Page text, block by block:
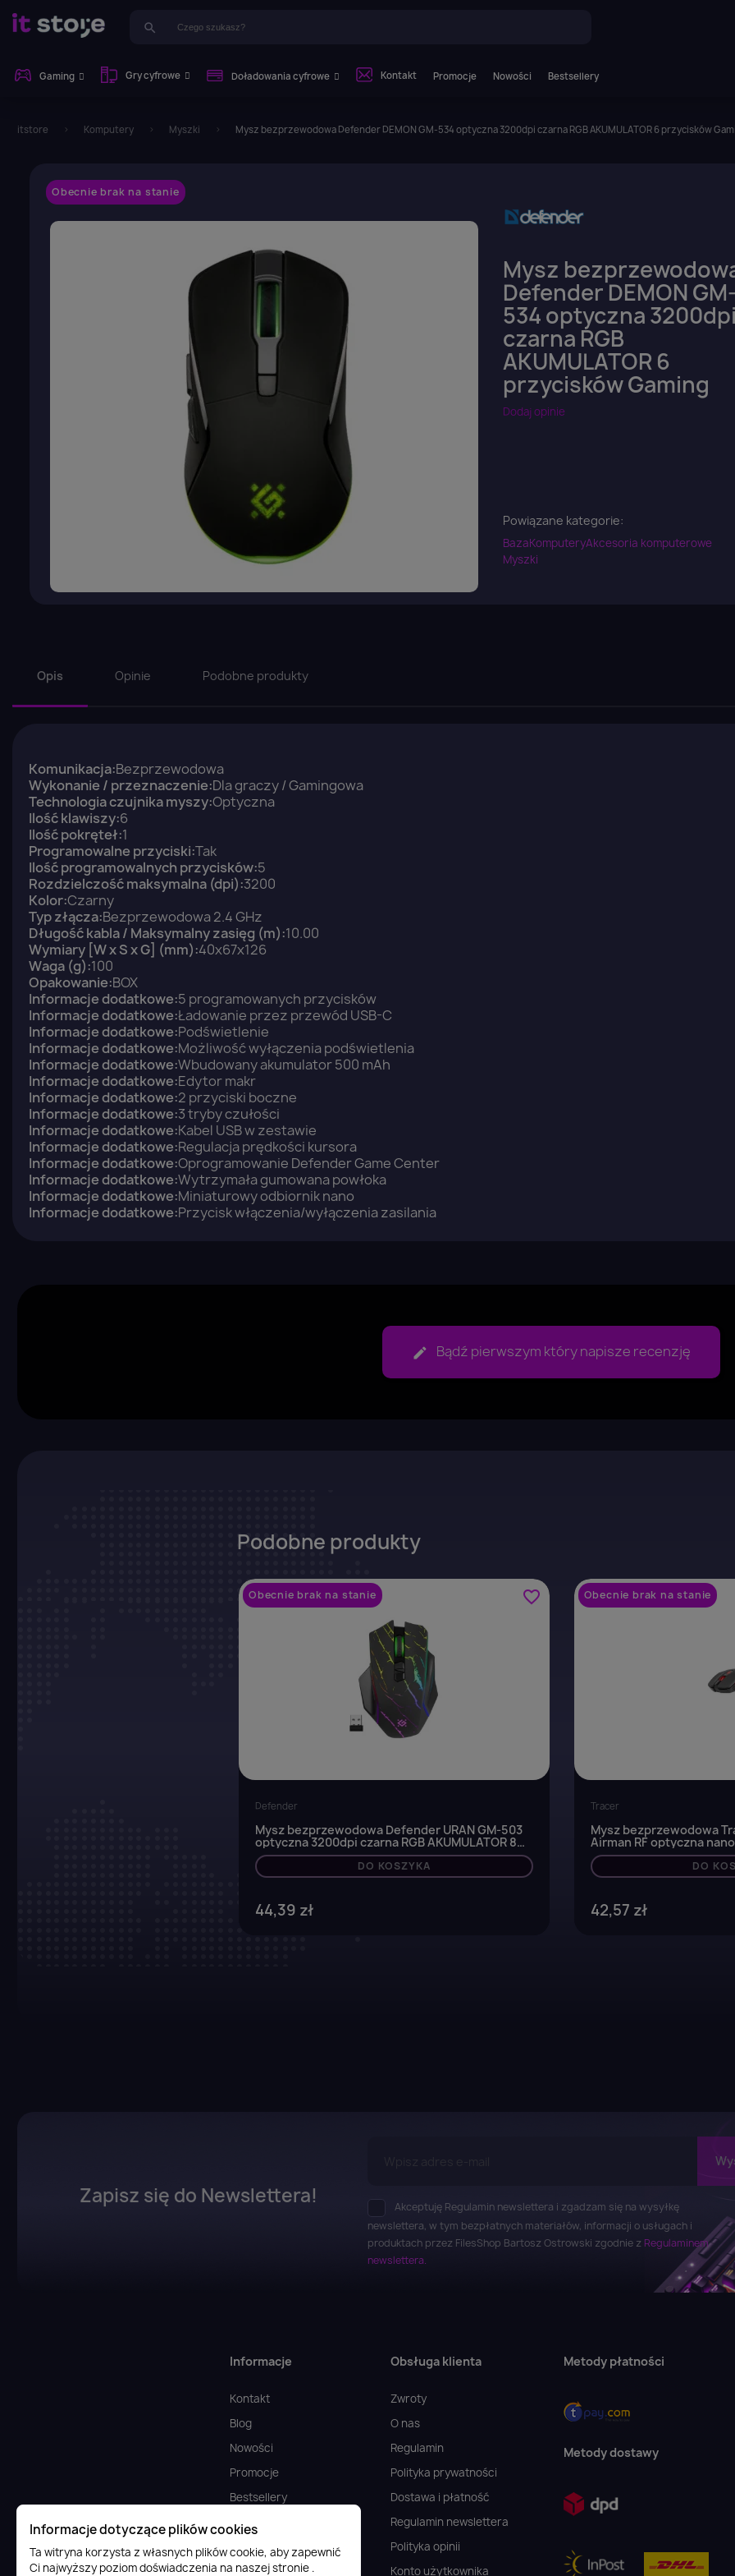
search
Gaming Gry cyfrowe Doładowania cyfrowe Kontakt Promocje Nowości Bestsellery
itstore Komputery Myszki Mysz bezprzewodowa Defender DEMON GM-534 optyczna 3200dpi czarna RGB AKUMULATOR 6 przycisków
Obecnie brak na stanie
Mysz
Defender DEMON
534 optyczna
czarna RGB
AKUMULATOR 6
przycisków Gaming
Dodaj opinie
Powiązane kategorie:
BazaKomputeryAkcesoria komputerowe
Myszki
Opis Opinie Podobne produkty
Komunikacja:Bezprzewodowa
Wykonanie / przeznaczenie:Dla graczy / Gamingowa
Technologia czujnika myszy:Optyczna
Ilość klawiszy:6
Ilość pokręteł:1
Programowalne przyciski:Tak
Ilość programowalnych przycisków:5
Rozdzielczość maksymalna (dpi):3200
Kolor:Czarny
Typ złącza:Bezprzewodowa 2.4 GHz
Długość kabla / Maksymalny zasięg (m):10.00
Wymiary [W x S x G] (mm):40x67x126
Waga (g):100
Opakowanie:BOX
Informacje dodatkowe:5 programowanych przycisków
Informacje dodatkowe:Ładowanie przez przewód USB-C
Informacje dodatkowe:Podświetlenie
Informacje dodatkowe:Możliwość wyłączenia podświetlenia
Informacje dodatkowe:Wbudowany akumulator 500 mAh
Informacje dodatkowe:Edytor makr
Informacje dodatkowe:2 przyciski boczne
Informacje dodatkowe:3 tryby czułości
Informacje dodatkowe:Kabel USB w zestawie
Informacje dodatkowe:Regulacja prędkości kursora
Informacje dodatkowe:Oprogramowanie Defender Game Center
Informacje dodatkowe:Wytrzymała gumowana powłoka
Informacje dodatkowe:Miniaturowy odbiornik nano
Informacje dodatkowe:Przycisk włączenia/wyłączenia zasilania
Bądź pierwszym który napisze recenzję
Podobne produkty
Obecnie brak na stanie favorite_border
Defender
Mysz bezprzewodowa Defender URAN GM-503
optyczna 3200dpi czarna RGB AKUMULATOR 8
przycisków Gaming
DO KOSZYKA
44,39 zł
Obecnie brak na stanie
Tracer
Mysz bezprzewodowa
Airman RF optyczna
DO
42,57 zł
Zapisz się do Newslettera!
Akceptuję Regulamin newslettera i zgadzam się na wysyłkę
newslettera, w tym bezpłatnych materiałów, informacji o usługach i
produktach przez FilesShop Bartosz Ostrowski zgodnie z Regulaminem
newslettera.
Informacje
Kontakt
Blog
Nowości
Promocje
Bestsellery
Doładowania cyfrowe
FAQ
Komputery
Obsługa klienta
Zwroty
O nas
Regulamin
Polityka prywatności
Dostawa i płatność
Regulamin newslettera
Polityka opinii
Konto użytkownika
Metody płatności
Metody dostawy
Informacje dotyczące plików cookies
Ta witryna korzysta z własnych plików cookie, aby zapewnić
Ci najwyższy poziom doświadczenia na naszej stronie .
You need to be logged in to save products in your wish list.